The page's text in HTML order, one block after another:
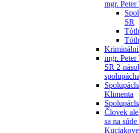
mgr. Peter
SR
mgr.
SR 2-
Klimenta
Človek
sa na